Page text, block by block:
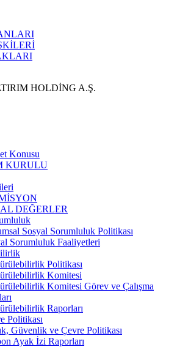
HOLDİNG A.Ş.
Konusu
KURULU
DEĞERLER
Sosyal Sorumluluk Politikası
Sorumluluk Faaliyetleri
Politikası
Komitesi
Komitesi Görev ve Çalışma
Raporları
Politikası
Güvenlik ve Çevre Politikası
Ayak İzi Raporları